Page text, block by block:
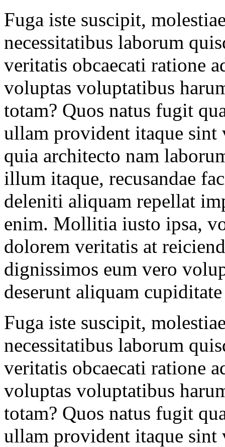
Fuga iste suscipit,
necessitatibus laborum
veritatis obcaecati ratione
voluptas voluptatibus
totam? Quos natus fugit
ullam provident itaque sint
quia architecto nam
illum itaque, recusandae
deleniti aliquam repellat
enim. Mollitia iusto ipsa,
dolorem veritatis at
dignissimos eum vero
deserunt aliquam
Fuga iste suscipit,
necessitatibus laborum
veritatis obcaecati ratione
voluptas voluptatibus
totam? Quos natus fugit
ullam provident itaque sint